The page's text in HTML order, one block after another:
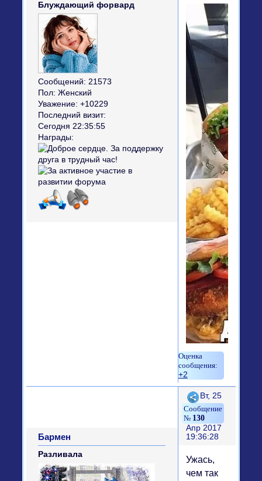
Блуждающий форвард
Сообщений: 21573
Пол: Женский
Уважение: +10229
Последний визит:
Сегодня 22:35:55
Награды:
+2
Поделиться
130
Вт, 25
Апр 2017
19:36:28
Бармен
Разливала
Ужась,
чем так